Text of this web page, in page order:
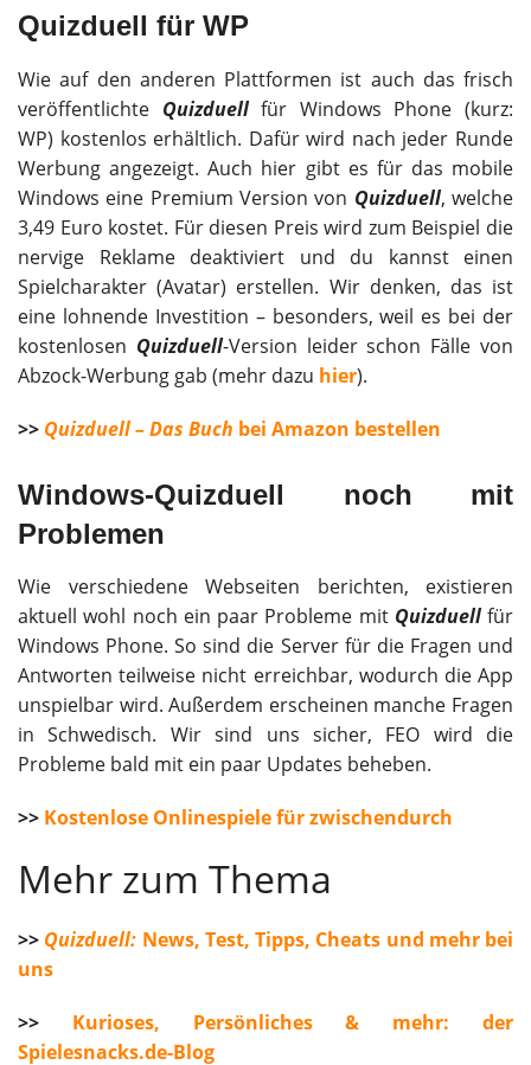
Quizduell für WP
Wie auf den anderen Plattformen ist auch das frisch
veröffentlichte Quizduellfür Windows Phone (kurz:
WP) kostenlos erhältlich. Dafür wird nach jeder Runde
Werbung angezeigt. Auch hier gibt es für das mobile
Windows eine Premium Version von Quizduell, welche
3,49 Euro kostet. Für diesen Preis wird zum Beispiel die
nervige Reklame deaktiviert und du kannst einen
Spielcharakter (Avatar) erstellen. Wir denken, das ist
eine lohnende Investition – besonders, weil es bei der
kostenlosen Quizduell-Version leider schon Fälle von
Abzock-Werbung gab (mehr dazu hier).
>> Quizduell – Das Buch bei Amazon bestellen
Windows-Quizduell noch mit
Problemen
Wie verschiedene Webseiten berichten, existieren
aktuell wohl noch ein paar Probleme mit Quizduellfür
Windows Phone. So sind die Server für die Fragen und
Antworten teilweise nicht erreichbar, wodurch die App
unspielbar wird. Außerdem erscheinen manche Fragen
in Schwedisch. Wir sind uns sicher, FEO wird die
Probleme bald mit ein paar Updates beheben.
>> Kostenlose Onlinespiele für zwischendurch
Mehr zum Thema
>> Quizduell: News, Test, Tipps, Cheats und mehr bei
uns
>> Kurioses, Persönliches & mehr: der
Spielesnacks.de-Blog